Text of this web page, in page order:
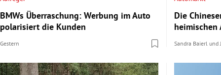
BMWs Überraschung: Werbung im Auto
polarisiert die Kunden
Gestern
Die
heimischen
Sandra Baierl und